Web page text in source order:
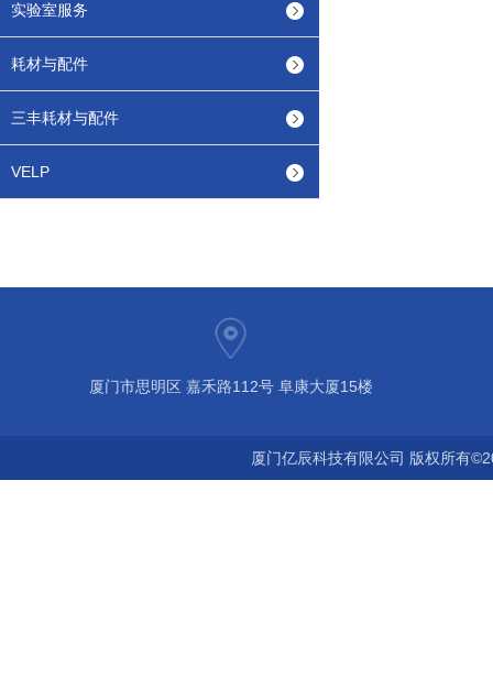
实验室服务
耗材与配件
三丰耗材与配件
VELP
厦门市思明区 嘉禾路112号 阜康大厦15楼
厦门亿辰科技有限公司 版权所有